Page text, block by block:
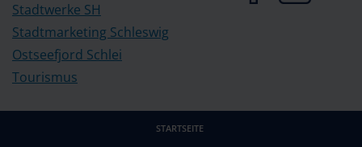
Stadtwerke SH
Stadtmarketing Schleswig
Ostseefjord Schlei
Tourismus
STARTSEITE